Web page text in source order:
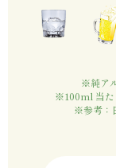
※純ア
※100ml 当た
※参考：